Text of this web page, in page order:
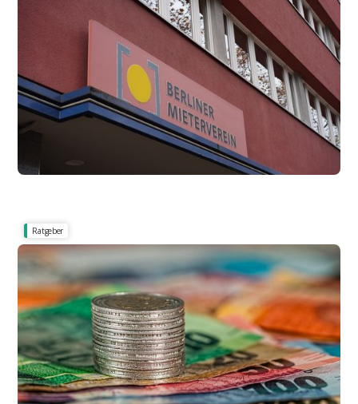
Alle wichtigen Infos zum Mieterverein
Ihr Wegweiser durch den Mieterverein -
Beratung, Hilfe und Rechte für Mieter
Ratgeber
Wenn vereinbart, zahle ich dann Nebenkosten?
Betriebskostenpauschale - was ist erlaubt und
was nicht?